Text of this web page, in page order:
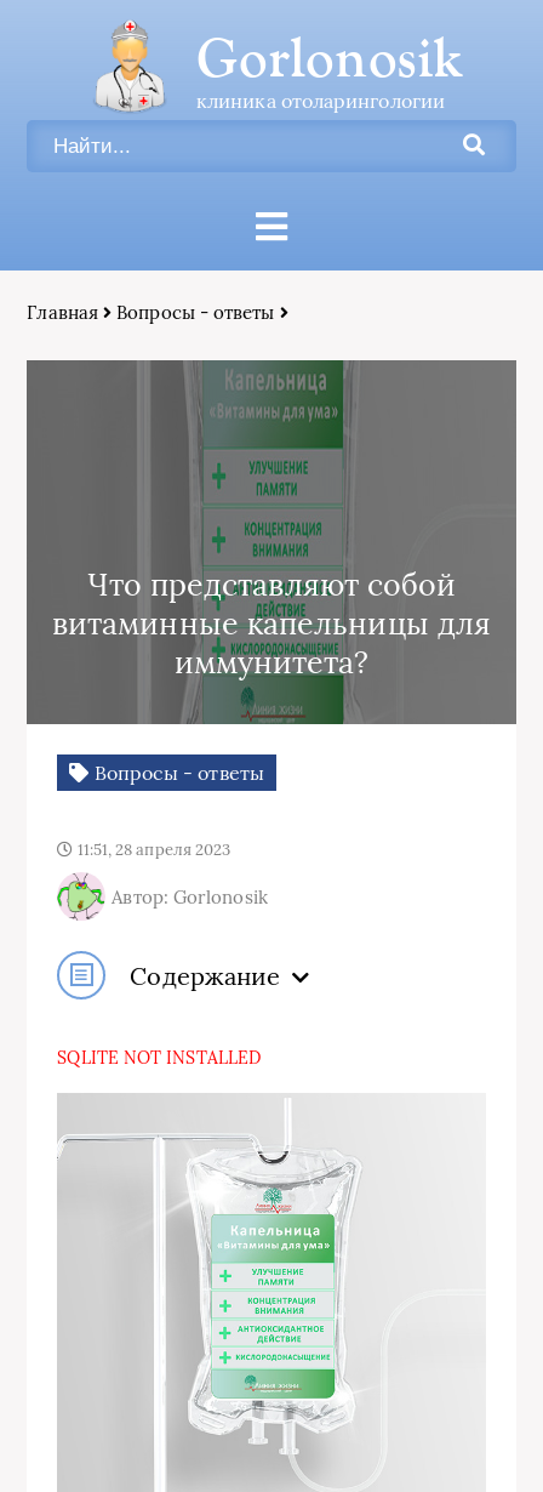
Gorlonosik
клиника отоларингологии
Главная Вопросы - ответы
Что представляют собой
витаминные капельницы для
иммунитета?
Вопросы - ответы
11:51, 28 апреля 2023
Автор: Gorlonosik
Содержание
SQLITE NOT INSTALLED